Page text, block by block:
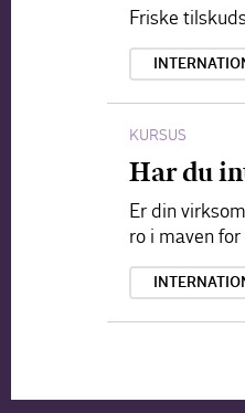
Friske
KURSUS
Har du
Er din
ro i maven